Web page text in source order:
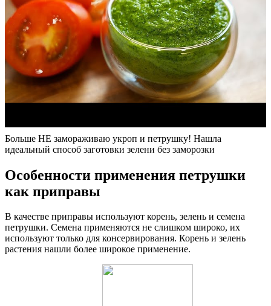
Больше НЕ замораживаю укроп и петрушку! Нашла
идеальный способ заготовки зелени без заморозки
Особенности применения петрушки
как приправы
В качестве приправы используют корень, зелень и семена
петрушки. Семена применяются не слишком широко, их
используют только для консервирования. Корень и зелень
растения нашли более широкое применение.